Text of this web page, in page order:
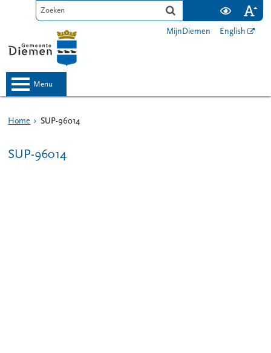
MijnDiemen English
menu
Home SUP-96014
SUP-96014